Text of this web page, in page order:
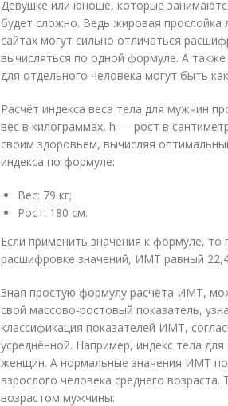
Девушке или юноше, которые
будет сложно. Ведь жировая
сайтах могут сильно отличаться
вычисляться по одной формуле. А
для отдельного человека могут быть
Расчёт индекса веса тела для мужчин
вес в килограммах, h — рост в
своим здоровьем, вычисляя
индекса по формуле:
Вес: 79 кг;
Рост: 180 см.
Если применить значения к формуле,
расшифровке значений, ИМТ равный
Зная простую формулу расчёта ИМТ,
свой массово-ростовый показатель,
классификация показателей ИМТ,
усреднённой. Например, индекс тела
женщин. А нормальные значения ИМТ
взрослого человека среднего
возрастом мужчины: